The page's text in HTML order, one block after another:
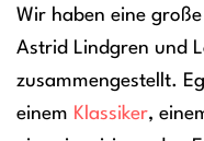
Wir haben eine
Astrid Lindgren und
zusammengestellt.
einem Klassiker,